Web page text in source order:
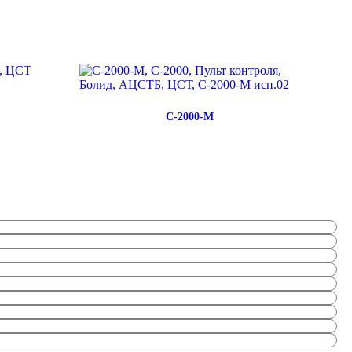
С-2000-М